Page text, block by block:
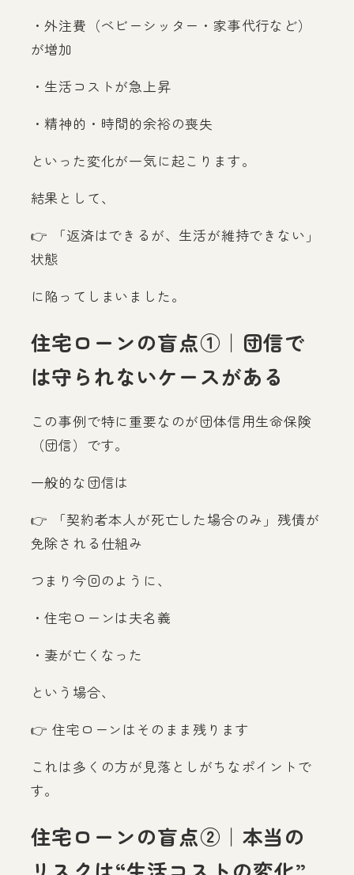
・外注費（ベビーシッター・家事代行など）
が増加
・生活コストが急上昇
・精神的・時間的余裕の喪失
といった変化が一気に起こります。
結果として、
👉 「返済はできるが、生活が維持できない」
状態
に陥ってしまいました。
住宅ローンの盲点①｜団信で
は守られないケースがある
この事例で特に重要なのが団体信用生命保険
（団信）です。
一般的な団信は
👉 「契約者本人が死亡した場合のみ」残債が
免除される仕組み
つまり今回のように、
・住宅ローンは夫名義
・妻が亡くなった
という場合、
👉 住宅ローンはそのまま残ります
これは多くの方が見落としがちなポイントで
す。
住宅ローンの盲点②｜本当の